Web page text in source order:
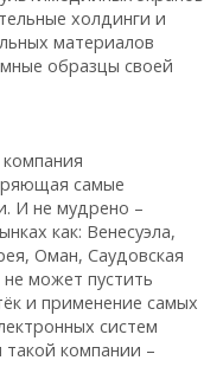
холдинги и
материалов
образцы своей
самые
И не мудрено –
как: Венесуэла,
Оман, Саудовская
может пустить
и применение самых
систем
компании –